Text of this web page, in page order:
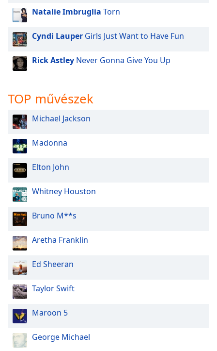
Opacity
Caption
Area
Background
Font
Size
Text
Edge
Style
Font
Family
Reset
Done
Close
Modal
End
dialog
window.
Natalie Imbruglia Torn
Cyndi Lauper Girls Just Want to Have Fun
Rick Astley Never Gonna Give You Up
TOP művészek
Michael Jackson
Madonna
Elton John
Whitney Houston
Bruno M**s
Aretha Franklin
Ed Sheeran
Taylor Swift
Maroon 5
George Michael